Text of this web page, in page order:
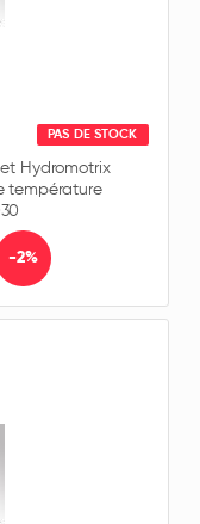
PAS DE STOCK
Hydromotrix
température
-2%